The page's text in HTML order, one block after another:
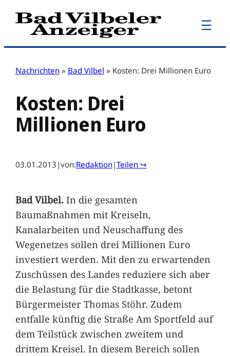
Zum
Inhalt
Nachrichten » Bad Vilbel » Kosten: Drei Millionen Euro
Kosten: Drei
Millionen Euro
03.01.2013 |von:Redaktion|Teilen ↪
Bad Vilbel.In die gesamten
Baumaßnahmen mit Kreiseln,
Kanalarbeiten und Neuschaffung des
Wegenetzes sollen drei Millionen Euro
investiert werden. Mit den zu erwartenden
Zuschüssen des Landes reduziere sich aber
die Belastung für die Stadtkasse, betont
Bürgermeister Thomas Stöhr. Zudem
entfalle künftig die Straße Am Sportfeld auf
dem Teilstück zwischen zweitem und
drittem Kreisel. In diesem Bereich sollen